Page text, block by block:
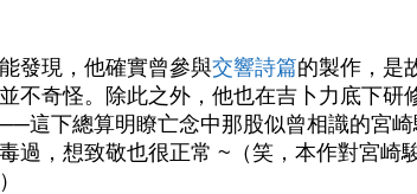
發現，他確實曾參與交響詩篇的製作，是
不奇怪。除此之外，他也在吉卜力底下研
這下總算明瞭亡念中那股似曾相識的宮
過，想致敬也很正常 ~（笑，本作對宮崎